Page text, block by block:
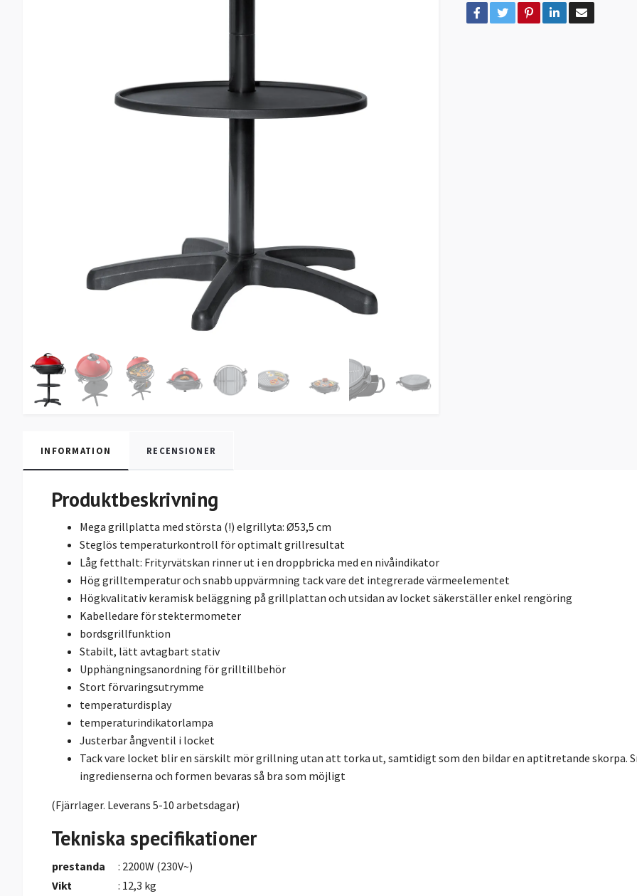
INFORMATION RECENSIONER
Produktbeskrivning
Mega grillplatta med största (!) elgrillyta: Ø53,5 cm
Steglös temperaturkontroll för optimalt grillresultat
Låg fetthalt: Frityrvätskan rinner ut i en droppbricka med en nivåindikator
Hög grilltemperatur och snabb uppvärmning tack vare det integrerade värmeelementet
Högkvalitativ keramisk beläggning på grillplattan och utsidan av locket säkerställer enkel rengöring
Kabelledare för stektermometer
bordsgrillfunktion
Stabilt, lätt avtagbart stativ
Upphängningsanordning för grilltillbehör
Stort förvaringsutrymme
temperaturdisplay
temperaturindikatorlampa
Justerbar ångventil i locket
Tack vare locket blir en särskilt mör grillning utan att torka ut, samtidigt som den bildar en aptitretande skorpa.
ingredienserna och formen bevaras så bra som möjligt
(Fjärrlager. Leverans 5-10 arbetsdagar)
Tekniska specifikationer
prestanda
: 2200W (230V~)
Vikt
: 12,3 kg